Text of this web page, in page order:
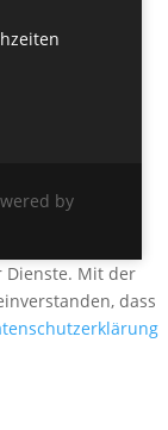
by
Dienste. Mit der
dass